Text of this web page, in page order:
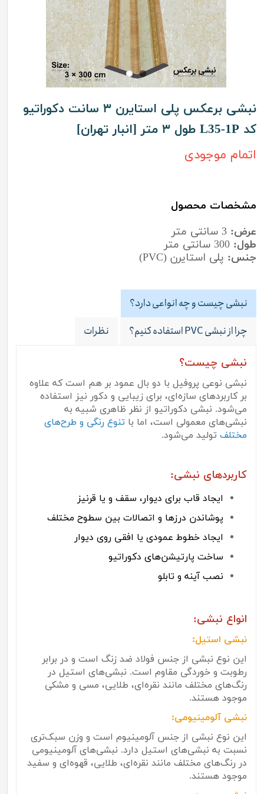
نبشی برعکس پلی استایرن ۳ سانت دکوراتیو
کد L35-1P طول ۳ متر [انبار تهران]
اتمام موجودی
مشخصات محصول
عرض: 3 سانتی متر
طول: 300 سانتی متر
جنس: پلی استایرن (PVC)
نبشی چیست و چه انواعی دارد؟
چرا از نبشی PVC استفاده کنیم؟
نظرات
نبشی چیست؟
نبشی نوعی پروفیل با دو بال عمود بر هم است که علاوه
بر کاربردهای سازه‌ای، برای زیبایی و دکور نیز استفاده
می‌شود. نبشی دکوراتیو از نظر ظاهری شبیه به
نبشی‌های معمولی است، اما با تنوع رنگی و طرح‌های
مختلف تولید می‌شود.
کاربردهای نبشی:
ایجاد قاب برای دیوار، سقف و یا قرنیز
پوشاندن درزها و اتصالات بین سطوح مختلف
ایجاد خطوط عمودی یا افقی روی دیوار
ساخت پارتیشن‌های دکوراتیو
نصب آینه و تابلو
انواع نبشی:
نبشی استیل:
این نوع نبشی از جنس فولاد ضد زنگ است و در برابر
رطوبت و خوردگی مقاوم است. نبشی‌های استیل در
رنگ‌های مختلف مانند نقره‌ای، طلایی، مسی و مشکی
موجود هستند.
نبشی آلومینیومی:
این نوع نبشی از جنس آلومینیوم است و وزن سبک‌تری
نسبت به نبشی‌های استیل دارد. نبشی‌های آلومینیومی
در رنگ‌های مختلف مانند نقره‌ای، طلایی، قهوه‌ای و سفید
موجود هستند.